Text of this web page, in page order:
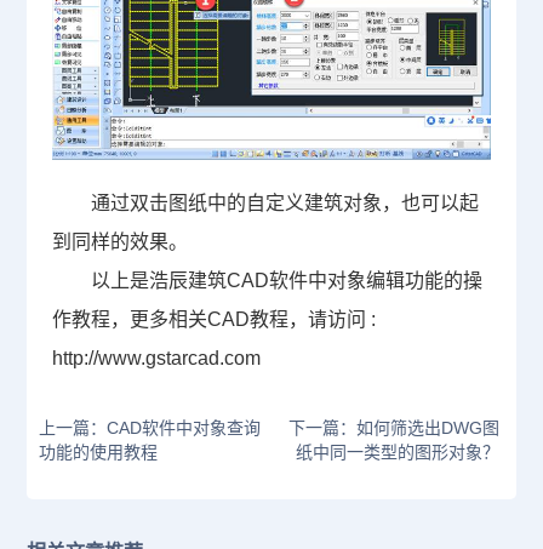
通过双击图纸中的自定义建筑对象，也可以起
到同样的效果。
以上是浩辰建筑CAD软件中对象编辑功能的操
作教程，更多相关CAD教程，请访问 :
http://www.gstarcad.com
上一篇：CAD软件中对象查询
功能的使用教程
下一篇：如何筛选出DWG图
纸中同一类型的图形对象？